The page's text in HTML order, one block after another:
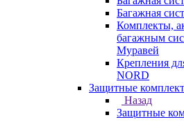
Багажная
Комплекты,
багажным
Муравей
Крепления
NORD
Защитные
Назад
Защитные